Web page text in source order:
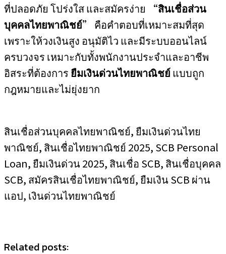
ที่ปลอดภัย โปร่งใส และสมัครง่าย “สินเชื่อส่วน
บุคคลไทยพาณิชย์” คือคำตอบที่เหมาะสมที่สุด
เพราะให้วงเงินสูง อนุมัติไว และมีระบบออนไลน์
ครบวงจร เหมาะกับทั้งพนักงานประจำและอาชีพ
อิสระที่ต้องการ ยืมเงินด่วนไทยพาณิชย์แบบถูก
กฎหมายและไม่ยุ่งยาก
สินเชื่อส่วนบุคคลไทยพาณิชย์, ยืมเงินด่วนไทย
พาณิชย์, สินเชื่อไทยพาณิชย์ 2025, SCB Personal
Loan, ยืมเงินด่วน 2025, สินเชื่อ SCB, สินเชื่อบุคคล
SCB, สมัครสินเชื่อไทยพาณิชย์, ยืมเงิน SCB ผ่าน
แอป, เงินด่วนไทยพาณิชย์
Related posts: